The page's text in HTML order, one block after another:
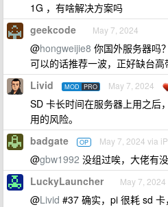
1G ，有啥解决方案吗
geekcode May 7, 2024
@hongweijie8 你国外服务器吗
可以的话推荐一波，正好缺台高
Livid MOD PRO May 7, 2024
SD 卡长时间在服务器上用之后
用的风险。
badgate OP May 7, 2024 via
@gbw1992 没组过唉，大佬有
LuckyLauncher May 7, 2024
@Livid #37 确实，pi 很耗 sd